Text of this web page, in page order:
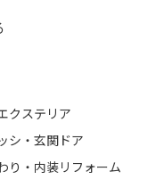
クステリア
シ・玄関ドア
り・内装リフォーム